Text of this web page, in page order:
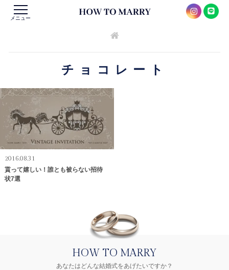
メニュー
チョコレート
2016.08.31
貰って嬉しい！誰とも被らない招待
状7選
HOW TO MARRY
あなたはどんな結婚式をあげたいですか？